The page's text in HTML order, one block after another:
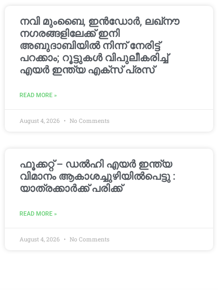
നവി മുംബൈ, ഇൻഡോർ, ലഖ്നൗ
നഗരങ്ങളിലേക്ക് ഇനി
അബുദാബിയിൽ നിന്ന് നേരിട്ട്
പറക്കാം; റൂട്ടുകൾ വിപുലീകരിച്ച്
എയർ ഇന്ത്യ എക്സ് പ്രസ്
READ MORE »
August 4, 2026 No Comments
ഫൂക്കറ്റ് – ഡൽഹി എയര്‍ ഇന്ത്യ
വിമാനം ആകാശച്ചുഴിയില്‍പെട്ടു :
യാത്രക്കാര്‍ക്ക് പരിക്ക്
READ MORE »
August 4, 2026 No Comments